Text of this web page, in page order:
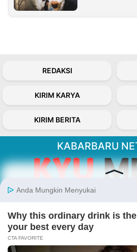
REDAKSI
KIRIM KARYA
KIRIM BERITA
KABARBARU
Kabarbaru.co
inspiratif dari sudut